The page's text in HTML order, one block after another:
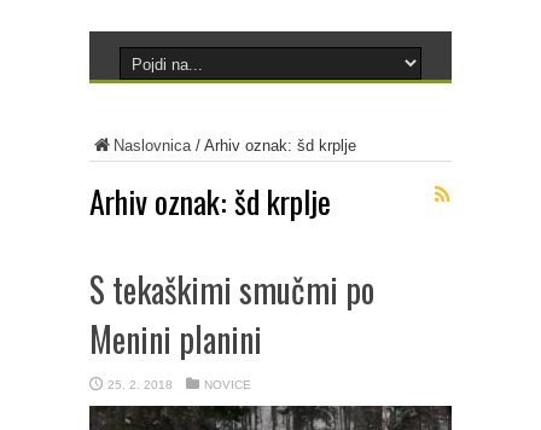
Naslovnica/ Arhiv oznak: šd krplje
Arhiv oznak:šd krplje
S tekaškimi smučmi po
Menini planini
25. 2. 2018 NOVICE